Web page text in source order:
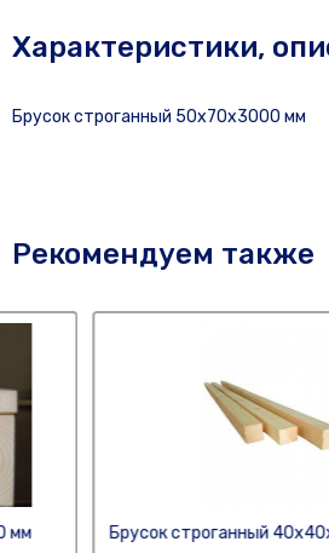
Характеристики,
Брусок строганный 50х70х3000 мм
Рекомендуем также
мм Брусок строганный